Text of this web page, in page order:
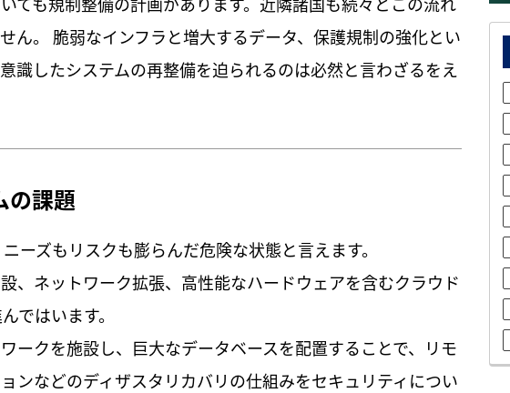
ん。 脆弱なインフラと増大するデータ、保護規制の強化とい
識したシステムの再整備を迫られるのは必然と言わざるをえ
の課題
ーズもリスクも膨らんだ危険な状態と言えます。
、ネットワーク拡張、高性能なハードウェアを含むクラウド
ではいます。
ークを施設し、巨大なデータベースを配置することで、リモ
ンなどのディザスタリカバリの仕組みをセキュリティについ